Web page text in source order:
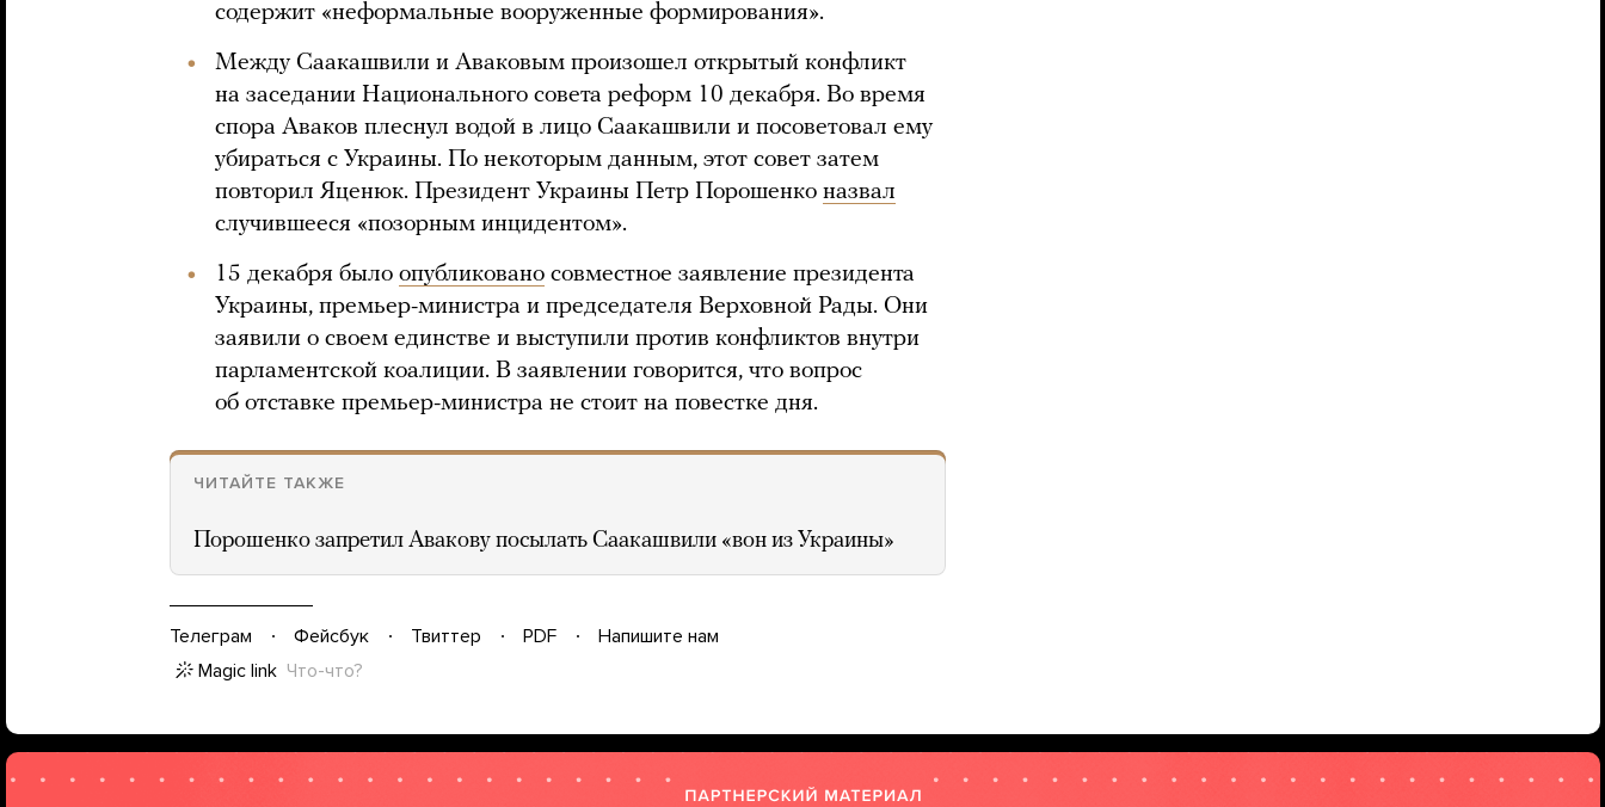
содержит «неформальные вооруженные формирования».
Между Саакашвили и Аваковым произошел открытый конфликт
на заседании Национального совета реформ 10 декабря. Во время
спора Аваков плеснул водой в лицо Саакашвили и посоветовал ему
убираться с Украины. По некоторым данным, этот совет затем
повторил Яценюк. Президент Украины Петр Порошенко назвал
случившееся «позорным инцидентом».
15 декабря было опубликовано совместное заявление президента
Украины, премьер-министра и председателя Верховной Рады. Они
заявили о своем единстве и выступили против конфликтов внутри
парламентской коалиции. В заявлении говорится, что вопрос
об отставке премьер-министра не стоит на повестке дня.
ЧИТАЙТЕ ТАКЖЕ
Порошенко запретил Авакову посылать Саакашвили «вон из Украины»
Телеграм Фейсбук Твиттер PDF
Напишите нам
Magic link Что-что?